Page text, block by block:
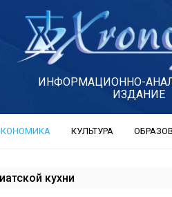
ИНФОРМАЦИОННО-
ИЗДАНИЕ
КУЛЬТУРА
кухни